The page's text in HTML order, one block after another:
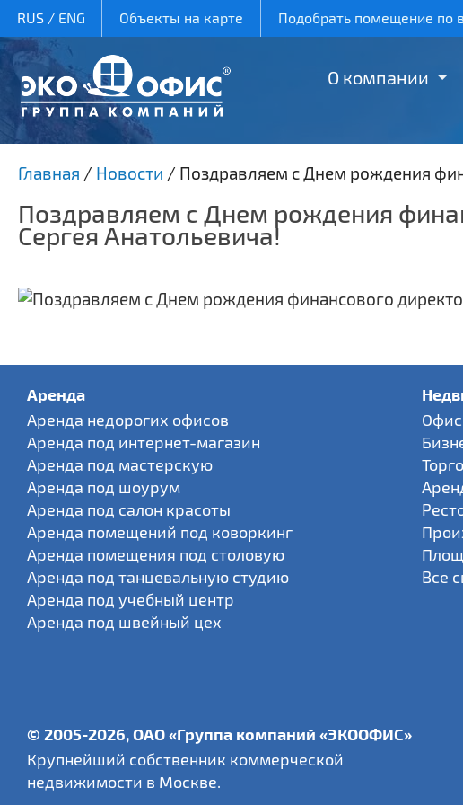
RUS/ ENG Объекты на карте Подобрать помещение по
О компании
Главная / Новости / Поздравляем с Днем рождения
Поздравляем с Днем рождения
Сергея Анатольевича!
Аренда
Аренда недорогих офисов
Аренда под интернет-магазин
Аренда под мастерскую
Аренда под шоурум
Аренда под салон красоты
Аренда помещений под коворкинг
Аренда помещения под столовую
Аренда под танцевальную студию
Аренда под учебный центр
Аренда под швейный цех
Все
© 2005-2026, ОАО «Группа компаний «ЭКООФИС»
Крупнейший собственник коммерческой
недвижимости в Москве.